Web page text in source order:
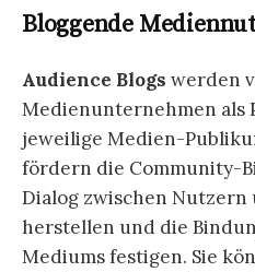
Bloggende
Audience Blogs werden
Medienunternehmen als
jeweilige Medien-
fördern die Community-
Dialog zwischen Nutzern
herstellen und die
Mediums festigen. Sie